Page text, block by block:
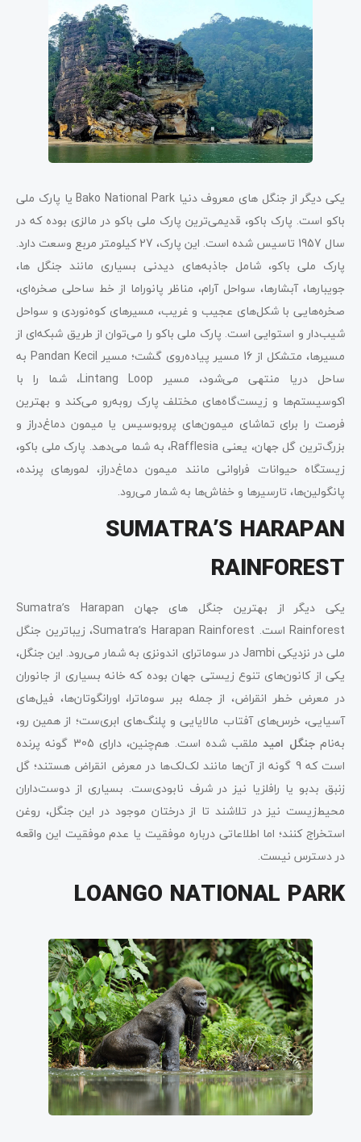
یکی دیگر از جنگل ‌های معروف دنیا Bako National Park یا پارک ملی
باکو است. پارک باکو، قدیمی‌ترین پارک ملی باکو در مالزی بوده که در
سال 1957 تاسیس شده است. این پارک، 27 کیلومتر مربع وسعت دارد.
پارک ملی باکو، شامل جاذبه‌های دیدنی بسیاری مانند جنگل ‌ها،
جویبارها، آبشارها، سواحل آرام، مناظر پانوراما از خط ساحلی صخره‌ای،
صخره‌هایی با شکل‌های عجیب و غریب، مسیرهای کوه‌نوردی و سواحل
شیب‌دار و استوایی است. پارک ملی باکو را می‌توان از طریق شبکه‌ای از
مسیرها، متشکل از 16 مسیر پیاده‌روی گشت؛ مسیر Pandan Kecil به
ساحل دریا منتهی می‌شود، مسیر Lintang Loop، شما را با
اکوسیستم‌ها و زیست‌گاه‌های مختلف پارک روبه‌رو می‌کند و بهترین
فرصت را برای تماشای میمون‌های پروبوسیس یا میمون دماغ‌دراز و
بزرگ‌ترین گل جهان، یعنی Rafflesia، به شما می‌دهد. پارک ملی باکو،
زیستگاه حیوانات فراوانی مانند میمون‌ دماغ‌دراز، لمورهای پرنده،
پانگولین‌ها، تارسیرها و خفاش‌ها به شمار می‌رود.
SUMATRA’S HARAPAN
RAINFOREST
یکی دیگر از بهترین جنگل ‌های جهان Sumatra’s Harapan
Rainforest است. Sumatra’s Harapan Rainforest، زیباترین جنگل
ملی در نزدیکی Jambi در سوماترای اندونزی به شمار می‌رود. این جنگل،
یکی از کانون‌های تنوع زیستی جهان بوده که خانه بسیاری از جانوران
در معرض خطر انقراض، از جمله ببر سوماترا، اورانگوتان‌ها، فیل‌های
آسیایی، خرس‌های آفتاب مالایایی و پلنگ‌های ابری‌ست؛ از همین رو،
به‌نامجنگل امید
ملقب شده است. هم‌چنین، دارای 305 گونه پرنده
است که 9 گونه از آن‌ها مانند لک‌لک‌ها در معرض انقراض هستند؛ گل
زنبق بدبو یا رافلزیا نیز در شرف نابودی‌ست. بسیاری از دوست‌داران
محیط‌زیست نیز در تلاشند تا از درختان موجود در این جنگل، روغن
استخراج کنند؛ اما اطلاعاتی درباره موفقیت یا عدم موفقیت این واقعه
در دسترس نیست.
LOANGO NATIONAL PARK